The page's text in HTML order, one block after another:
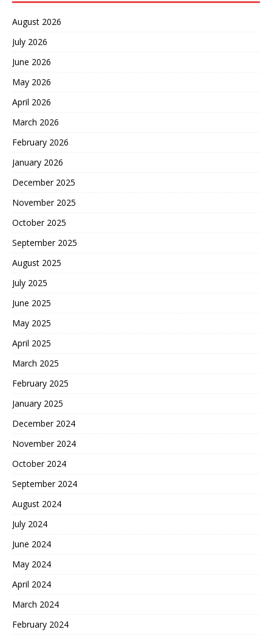
August 2026
July 2026
June 2026
May 2026
April 2026
March 2026
February 2026
January 2026
December 2025
November 2025
October 2025
September 2025
August 2025
July 2025
June 2025
May 2025
April 2025
March 2025
February 2025
January 2025
December 2024
November 2024
October 2024
September 2024
August 2024
July 2024
June 2024
May 2024
April 2024
March 2024
February 2024